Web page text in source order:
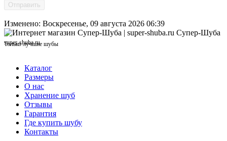
Отправить
Изменено: Воскресенье, 09 августа 2026 06:39
Супер-Шуба
super-shuba.ru
Только лучшие шубы
Каталог
Размеры
О нас
Хранение шуб
Отзывы
Гарантия
Где купить шубу
Контакты